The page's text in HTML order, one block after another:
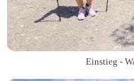
Einstieg -